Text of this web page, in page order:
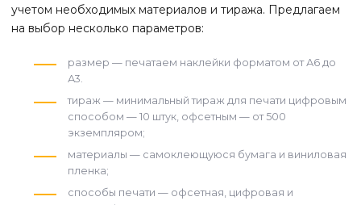
учетом необходимых материалов и тиража. Предлагаем
на выбор несколько параметров:
размер — печатаем наклейки форматом от А6 до
А3.
тираж — минимальный тираж для печати цифровым
способом — 10 штук, офсетным — от 500
экземпляром;
материалы — самоклеющуюся бумага и виниловая
пленка;
способы печати — офсетная, цифровая и